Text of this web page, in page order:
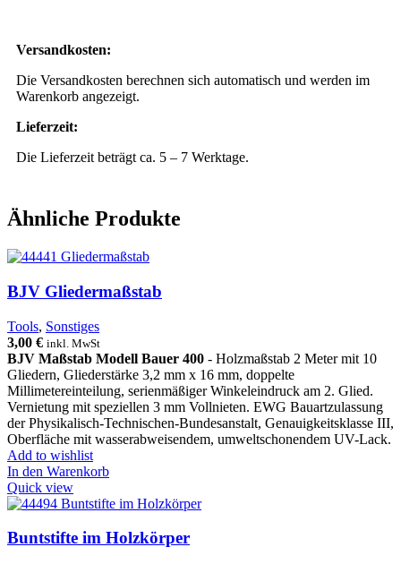
Versandkosten:
Die Versandkosten berechnen sich automatisch und werden im
Warenkorb angezeigt.
Lieferzeit:
Die Lieferzeit beträgt ca. 5 – 7 Werktage.
Ähnliche Produkte
BJV Gliedermaßstab
Tools, Sonstiges
3,00 € inkl. MwSt
BJV Maßstab Modell Bauer 400 - Holzmaßstab 2 Meter mit 10
Gliedern, Gliederstärke 3,2 mm x 16 mm, doppelte
Millimetereinteilung, serienmäßiger Winkeleindruck am 2. Glied.
Vernietung mit speziellen 3 mm Vollnieten. EWG Bauartzulassung
der Physikalisch-Technischen-Bundesanstalt, Genauigkeitsklasse III,
Oberfläche mit wasserabweisendem, umweltschonendem UV-Lack.
Add to wishlist
In den Warenkorb
Quick view
Buntstifte im Holzkörper